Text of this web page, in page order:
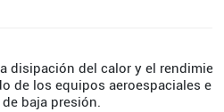
disipación del calor y el
de los equipos aeroespaciales en
baja presión.